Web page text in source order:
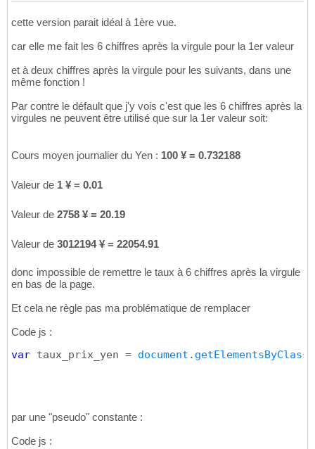
cette version parait idéal à 1ère vue.
car elle me fait les 6 chiffres après la virgule pour la 1er valeur
et à deux chiffres après la virgule pour les suivants, dans une
même fonction !
Par contre le défault que j'y vois c'est que les 6 chiffres après la
virgules ne peuvent être utilisé que sur la 1er valeur soit:
Cours moyen journalier du Yen : 100 ¥ = 0.732188 
Valeur de 1 ¥ = 0.01 
Valeur de 2758 ¥ = 20.19 
Valeur de 3012194 ¥ = 22054.91 
donc impossible de remettre le taux à 6 chiffres après la virgule
en bas de la page.
Et cela ne règle pas ma problématique de remplacer
Code js :
var taux_prix_yen = document .
par une "pseudo" constante :
Code js :